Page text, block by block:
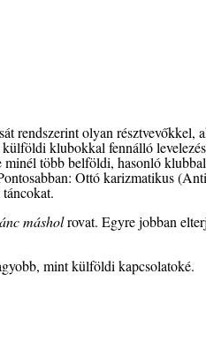
rendszerint olyan résztvevőkkel,
klubokkal fennálló
több belföldi, hasonló
Ottó karizmatikus
másholrovat. Egyre jobban
mint külföldi kapcsolatoké.